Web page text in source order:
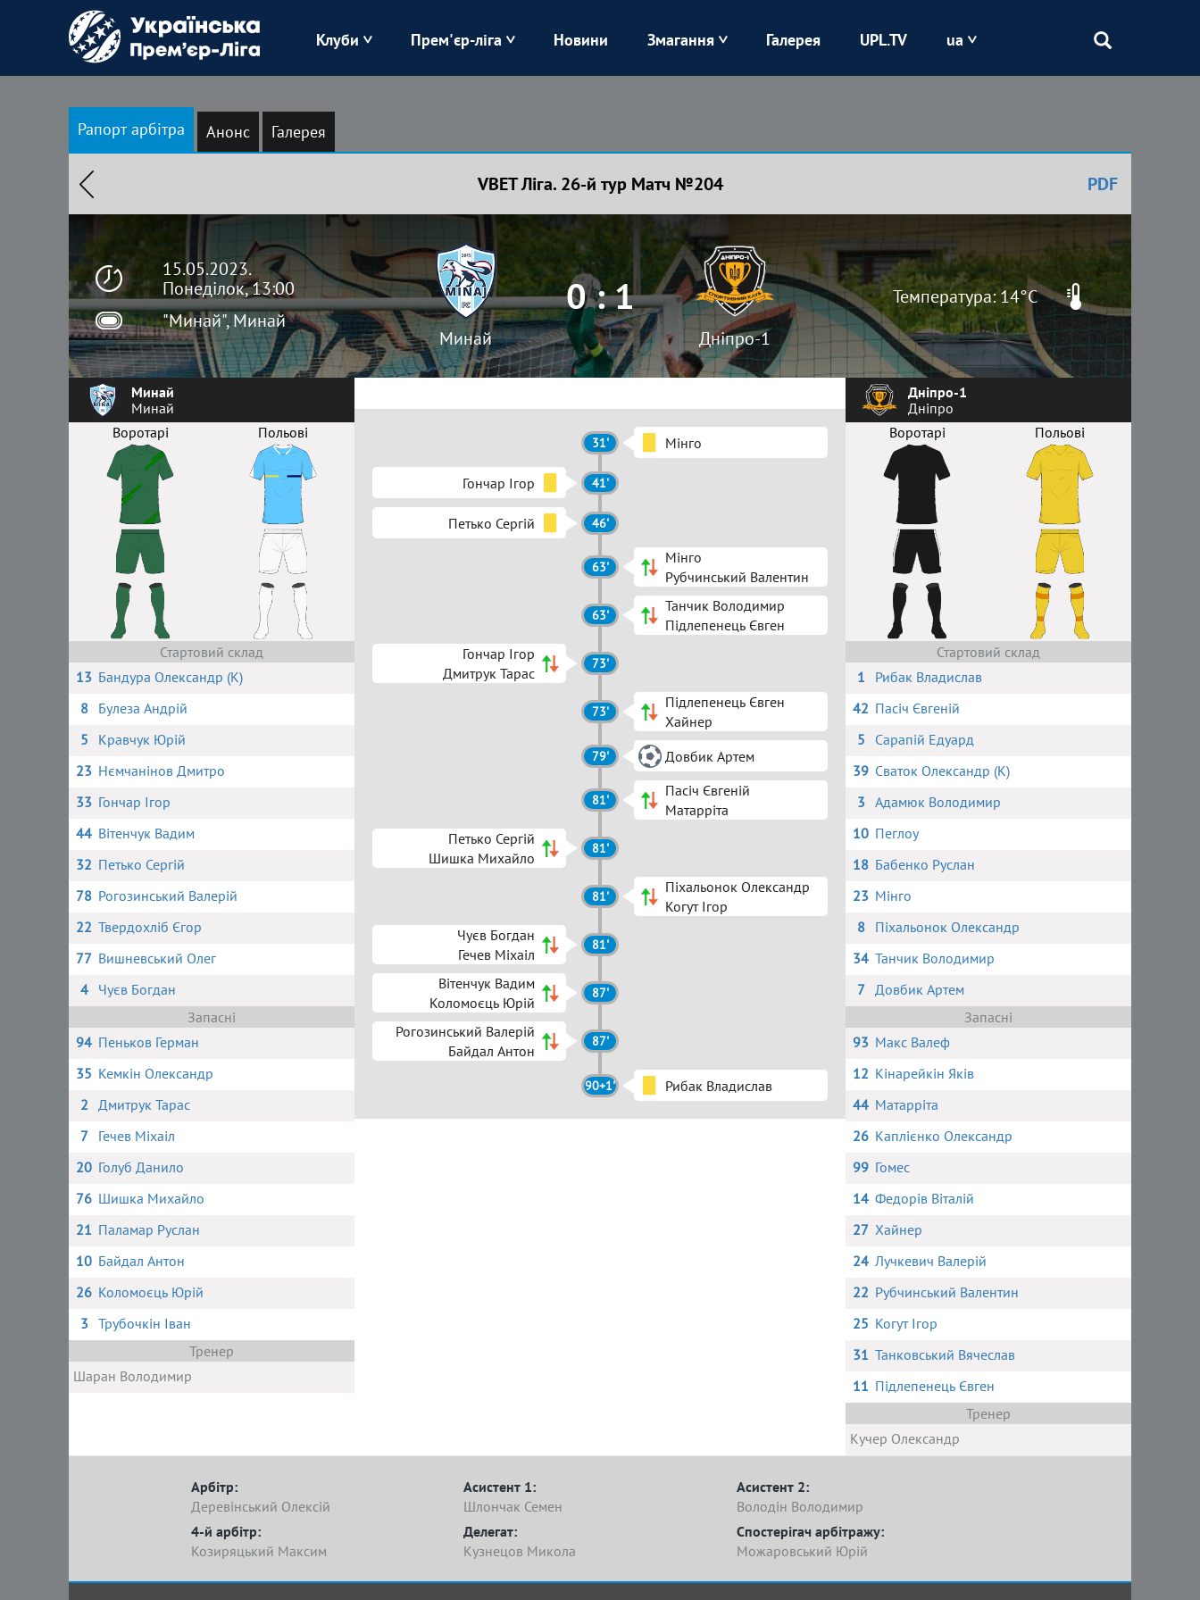
Клуби
Зоря Карпати Колос Кривбас
Харків Чорноморець Шахтар
Прем'єр-ліга Новини Змагання Галерея UPL.TV ua
Рапорт арбітра Анонс Галерея
VBET Ліга. 26-й тур Матч №204 PDF
15.05.2023.
Понеділок, 13:00
"Минай", Минай
Минай
0 : 1
Дніпро-1
Температура: 14°C
Минай
Минай
Воротарі
Польові
Стартовий склад
13 Бандура Олександр (К)
8
Булеза Андрій
5
Кравчук Юрій
23 Нємчанінов Дмитро
33 Гончар Ігор
44 Вітенчук Вадим
32 Петько Сергій
78 Рогозинський Валерій
22 Твердохліб Єгор
77 Вишневський Олег
4
Чуєв Богдан
Запасні
94 Пеньков Герман
35 Кемкін Олександр
2 Дмитрук Тарас
7
Гечев Міхаіл
20 Голуб Данило
76 Шишка Михайло
21 Паламар Руслан
10 Байдал Антон
26 Коломоєць Юрій
3 Трубочкін Іван
Тренер
Шаран Володимир
31' Мінго
Гончар Ігор 41'
Петько Сергій 46'
63'
Мінго
Рубчинський Валентин
63'
Танчик Володимир
Підлепенець Євген
Гончар Ігор
Дмитрук Тарас
73'
73'
Підлепенець Євген
Хайнер
79' Довбик Артем
81'
Пасіч Євгеній
Матарріта
Петько Сергій
Шишка Михайло
81'
81'
Піхальонок Олександр
Когут Ігор
Чуєв Богдан
Гечев Міхаіл
81'
Вітенчук Вадим
Коломоєць Юрій
87'
Рогозинський Валерій
Байдал Антон
87'
90+1' Рибак Владислав
Дніпро-1
Дніпро
Воротарі
Польові
Стартовий склад
1
Рибак Владислав
42 Пасіч Євгеній
5
Сарапій Едуард
39 Сваток Олександр (К)
3 Адамюк Володимир
10 Пеглоу
18 Бабенко Руслан
23 Мінго
8
Піхальонок Олександр
34 Танчик Володимир
7 Довбик Артем
Запасні
93 Макс Валеф
12 Кінарейкін Яків
44 Матарріта
26 Каплієнко Олександр
99 Гомес
14 Федорів Віталій
27 Хайнер
24 Лучкевич Валерій
22 Рубчинський Валентин
25 Когут Ігор
31 Танковський Вячеслав
11 Підлепенець Євген
Тренер
Кучер Олександр
Арбітр:
Деревінський Олексій
Асистент 1:
Шлончак Семен
Асистент 2:
Володін Володимир
4-й арбітр:
Козиряцький Максим
Делегат:
Кузнецов Микола
Спостерігач арбітражу:
Можаровський Юрій